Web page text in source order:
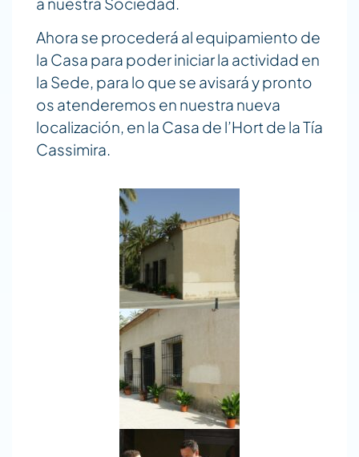
Ahora se procederá al equipamiento de
la Casa para poder iniciar la actividad en
la Sede, para lo que se avisará y pronto
os atenderemos en nuestra nueva
localización, en la Casa de l’Hort de la Tía
Cassimira.